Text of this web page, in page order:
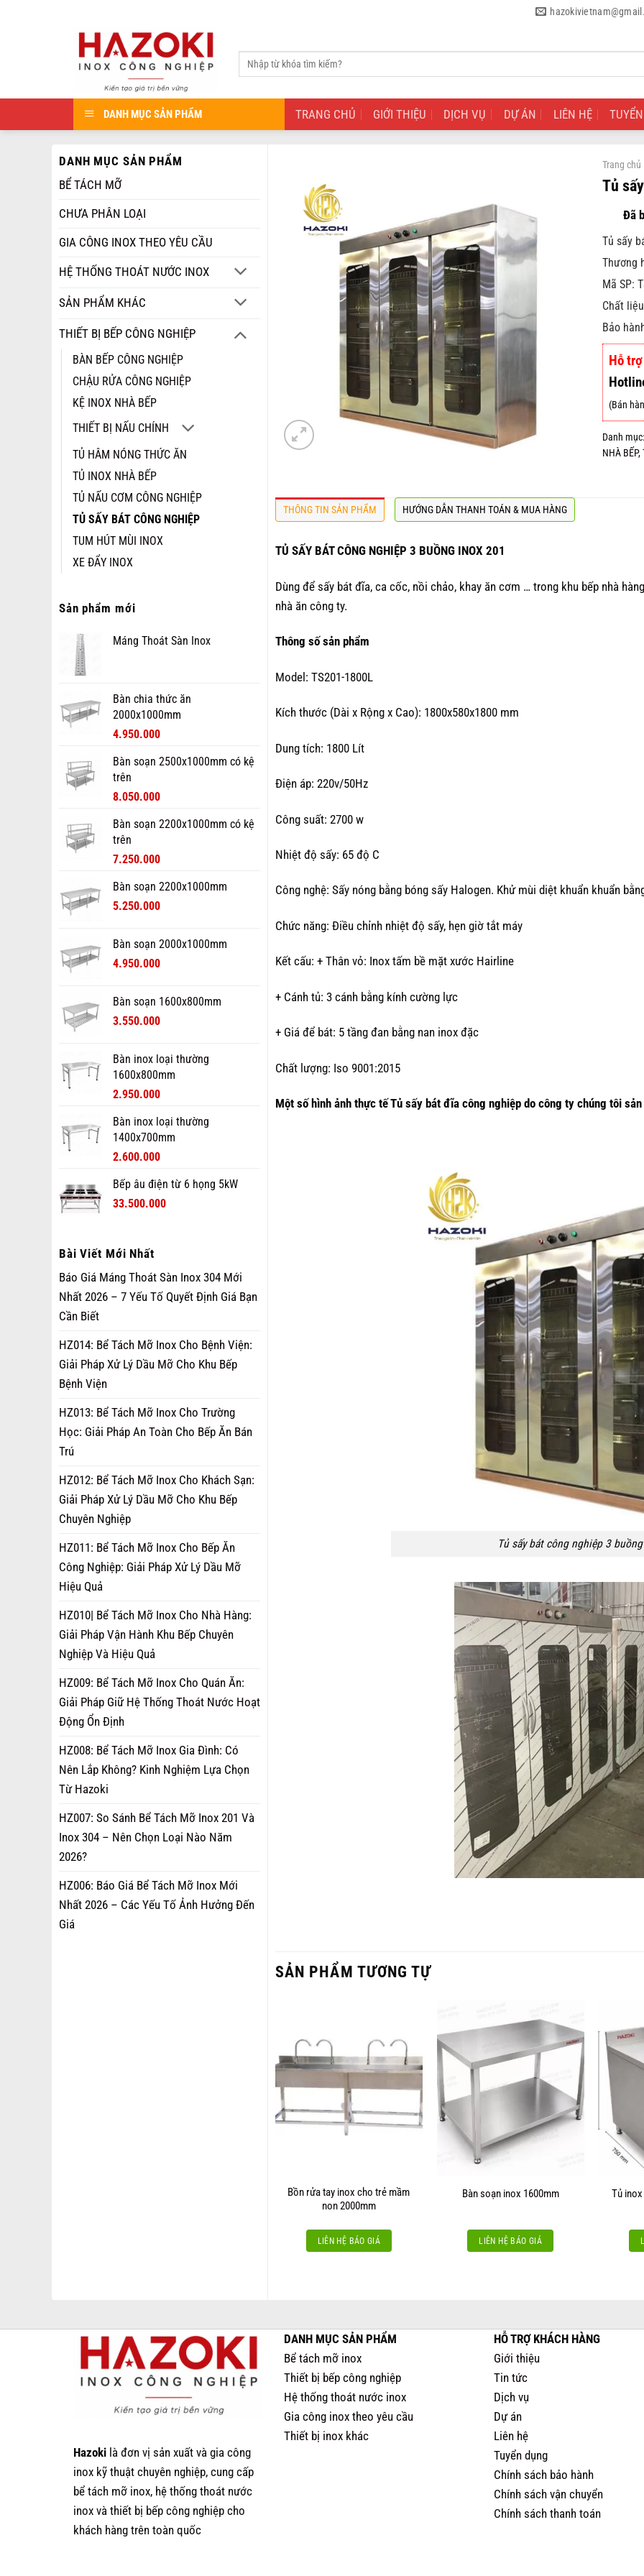
Tìm
DANH MỤC SẢN PHẨM TRANG CHỦ GIỚI THIỆU DỊCH VỤ DỰ ÁN LIÊN HỆ
DANH MỤC SẢN PHẨM
BỂ TÁCH MỠ
CHƯA PHÂN LOẠI
GIA CÔNG INOX THEO YÊU CẦU
HỆ THỐNG THOÁT NƯỚC INOX
SẢN PHẨM KHÁC
THIẾT BỊ BẾP CÔNG NGHIỆP
BÀN BẾP CÔNG NGHIỆP
CHẬU RỬA CÔNG NGHIỆP
KỆ INOX NHÀ BẾP
THIẾT BỊ NẤU CHÍNH
TỦ HÂM NÓNG THỨC ĂN
TỦ INOX NHÀ BẾP
TỦ NẤU CƠM CÔNG NGHIỆP
TỦ SẤY BÁT CÔNG NGHIỆP
TUM HÚT MÙI INOX
XE ĐẨY INOX
Sản phẩm mới
Máng Thoát Sàn Inox
Bàn chia thức ăn
2000x1000mm
4.950.000
Bàn soạn 2500x1000mm có kệ
trên
8.050.000
Bàn soạn 2200x1000mm có kệ
trên
7.250.000
Bàn soạn 2200x1000mm
5.250.000
Bàn soạn 2000x1000mm
4.950.000
Bàn soạn 1600x800mm
3.550.000
Bàn inox loại thường
1600x800mm
2.950.000
Bàn inox loại thường
1400x700mm
2.600.000
Bếp âu điện từ 6 họng 5kW
33.500.000
Bài Viết Mới Nhất
Báo Giá Máng Thoát Sàn Inox 304 Mới
Nhất 2026 – 7 Yếu Tố Quyết Định Giá Bạn
Cần Biết
HZ014: Bể Tách Mỡ Inox Cho Bệnh Viện:
Giải Pháp Xử Lý Dầu Mỡ Cho Khu Bếp
Bệnh Viện
HZ013: Bể Tách Mỡ Inox Cho Trường
Học: Giải Pháp An Toàn Cho Bếp Ăn Bán
Trú
HZ012: Bể Tách Mỡ Inox Cho Khách Sạn:
Giải Pháp Xử Lý Dầu Mỡ Cho Khu Bếp
Chuyên Nghiệp
HZ011: Bể Tách Mỡ Inox Cho Bếp Ăn
Công Nghiệp: Giải Pháp Xử Lý Dầu Mỡ
Hiệu Quả
HZ010| Bể Tách Mỡ Inox Cho Nhà Hàng:
Giải Pháp Vận Hành Khu Bếp Chuyên
Nghiệp Và Hiệu Quả
HZ009: Bể Tách Mỡ Inox Cho Quán Ăn:
Giải Pháp Giữ Hệ Thống Thoát Nước Hoạt
Động Ổn Định
HZ008: Bể Tách Mỡ Inox Gia Đình: Có
Nên Lắp Không? Kinh Nghiệm Lựa Chọn
Từ Hazoki
HZ007: So Sánh Bể Tách Mỡ Inox 201 Và
Inox 304 – Nên Chọn Loại Nào Năm
2026?
HZ006: Báo Giá Bể Tách Mỡ Inox Mới
Nhất 2026 – Các Yếu Tố Ảnh Hưởng Đến
Giá
Trang chủ
Tủ
Tủ sấy
Thương
Mã SP:
Chất
Bảo
Hỗ
(Bán
Danh
NHÀ BẾP,
THÔNG TIN SẢN PHẨM HƯỚNG DẪN THANH TOÁN & MUA HÀNG
TỦ SẤY BÁT CÔNG NGHIỆP 3 BUỒNG INOX 201
Dùng để sấy bát đĩa, ca cốc, nồi chảo, khay ăn cơm … trong khu bếp nhà
nhà ăn công ty.
Thông số sản phẩm
Model: TS201-1800L
Kích thước (Dài x Rộng x Cao): 1800x580x1800 mm
Dung tích: 1800 Lít
Điện áp: 220v/50Hz
Công suất: 2700 w
Nhiệt độ sấy: 65 độ C
Công nghệ: Sấy nóng bằng bóng sấy Halogen. Khử mùi diệt khuẩn khuẩn
Chức năng: Điều chỉnh nhiệt độ sấy, hẹn giờ tắt máy
Kết cấu: + Thân vỏ: Inox tấm bề mặt xước Hairline
+ Cánh tủ: 3 cánh bằng kính cường lực
+ Giá để bát: 5 tầng đan bằng nan inox đặc
Chất lượng: Iso 9001:2015
Một số hình ảnh thực tế Tủ sấy bát đĩa công nghiệp do công ty chúng tôi
Tủ sấy bát công nghiệp 3
SẢN PHẨM TƯƠNG TỰ
Bồn rửa tay inox cho trẻ mầm
non 2000mm
LIÊN HỆ BÁO GIÁ
Bàn soạn inox 1600mm
LIÊN HỆ BÁO GIÁ
Tủ
Hazoki là đơn vị sản xuất và gia công
inox kỹ thuật chuyên nghiệp, cung cấp
bể tách mỡ inox, hệ thống thoát nước
inox và thiết bị bếp công nghiệp cho
khách hàng trên toàn quốc
DANH MỤC SẢN PHẨM
Bể tách mỡ inox
Thiết bị bếp công nghiệp
Hệ thống thoát nước inox
Gia công inox theo yêu cầu
Thiết bị inox khác
HỖ TRỢ KHÁCH HÀNG
Giới thiệu
Tin tức
Dịch vụ
Dự án
Liên hệ
Tuyển dụng
Chính sách bảo hành
Chính sách vận chuyển
Chính sách thanh toán